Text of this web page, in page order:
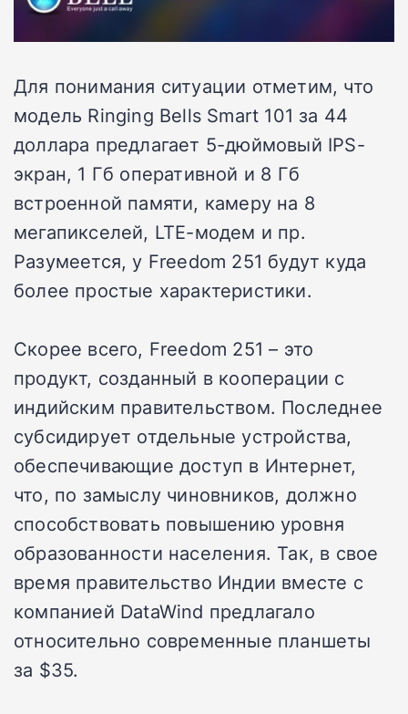
Для понимания ситуации отметим, что
модель Ringing Bells Smart 101 за 44
доллара предлагает 5-дюймовый IPS-
экран, 1 Гб оперативной и 8 Гб
встроенной памяти, камеру на 8
мегапикселей, LTE-модем и пр.
Разумеется, у Freedom 251 будут куда
более простые характеристики.
Скорее всего, Freedom 251 – это
продукт, созданный в кооперации с
индийским правительством. Последнее
субсидирует отдельные устройства,
обеспечивающие доступ в Интернет,
что, по замыслу чиновников, должно
способствовать повышению уровня
образованности населения. Так, в свое
время правительство Индии вместе с
компанией DataWind предлагало
относительно современные планшеты
за $35.